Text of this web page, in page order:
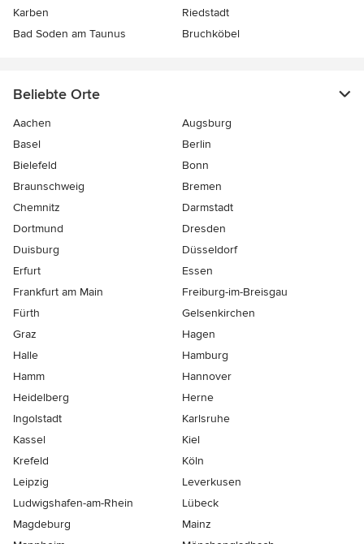
Karben
Riedstadt
Bad Soden am Taunus
Bruchköbel
Beliebte Orte
Aachen
Augsburg
Basel
Berlin
Bielefeld
Bonn
Braunschweig
Bremen
Chemnitz
Darmstadt
Dortmund
Dresden
Duisburg
Düsseldorf
Erfurt
Essen
Frankfurt am Main
Freiburg-im-Breisgau
Fürth
Gelsenkirchen
Graz
Hagen
Halle
Hamburg
Hamm
Hannover
Heidelberg
Herne
Ingolstadt
Karlsruhe
Kassel
Kiel
Krefeld
Köln
Leipzig
Leverkusen
Ludwigshafen-am-Rhein
Lübeck
Magdeburg
Mainz